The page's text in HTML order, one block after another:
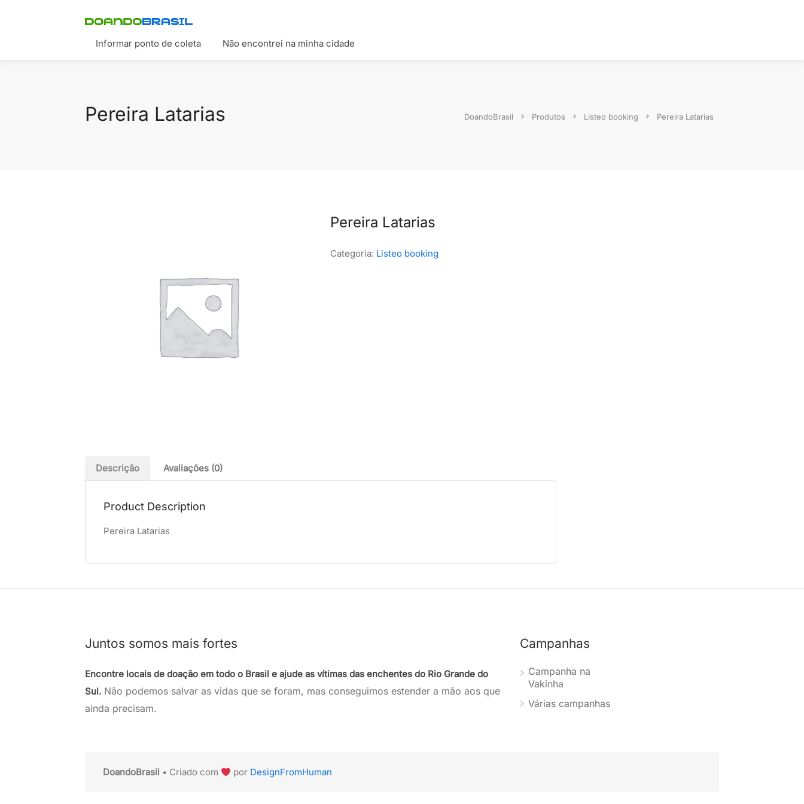
Informar ponto de coleta Não encontrei na minha cidade
Pereira Latarias DoandoBrasil Produtos Listeo booking Pereira Latarias
Pereira Latarias
Categoria: Listeo booking
Descrição Avaliações (0)
Product Description
Pereira Latarias
Juntos somos mais fortes
Encontre locais de doação em todo o Brasil e ajude as vítimas das enchentes do Rio Grande do
Sul. Não podemos salvar as vidas que se foram, mas conseguimos estender a mão aos que
ainda precisam.
Campanhas
Campanha na
Vakinha
Várias campanhas
DoandoBrasil • Criado com por DesignFromHuman